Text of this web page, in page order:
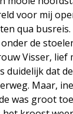
voor mij
qua busreis.
de
Visser, lief
duidelijk dat
Maar,
was groot